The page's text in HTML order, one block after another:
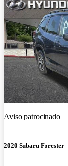
Aviso patrocinado
2020 Subaru Forester